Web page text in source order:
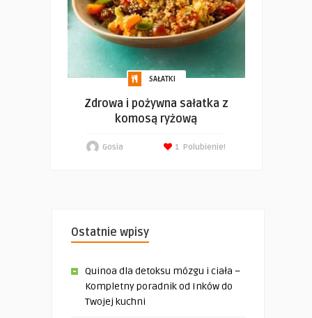
SAŁATKI
Zdrowa i pożywna sałatka z
komosą ryżową
Gosia Polubienie!
1
Ostatnie wpisy
Quinoa dla detoksu mózgu i ciała –
Kompletny poradnik od Inków do
Twojej kuchni